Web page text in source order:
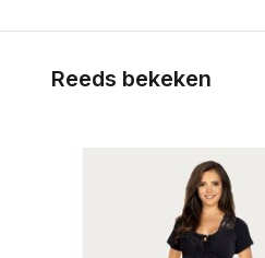
Reeds bekeken